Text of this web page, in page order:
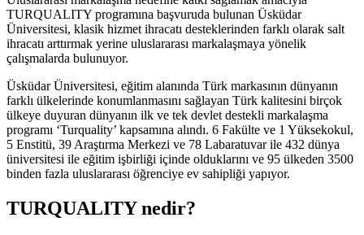
TURQUALITY programına başvuruda bulunan Üsküdar
Üniversitesi, klasik hizmet ihracatı desteklerinden farklı olarak salt
ihracatı arttırmak yerine uluslararası markalaşmaya yönelik
çalışmalarda bulunuyor.
Üsküdar Üniversitesi, eğitim alanında Türk markasının dünyanın
farklı ülkelerinde konumlanmasını sağlayan Türk kalitesini birçok
ülkeye duyuran dünyanın ilk ve tek devlet destekli markalaşma
programı ‘Turquality’ kapsamına alındı. 6 Fakülte ve 1 Yüksekokul,
5 Enstitü, 39 Araştırma Merkezi ve 78 Labaratuvar ile 432 dünya
üniversitesi ile eğitim işbirliği içinde olduklarını ve 95 ülkeden 3500
binden fazla uluslararası öğrenciye ev sahipliği yapıyor.
TURQUALITY nedir?